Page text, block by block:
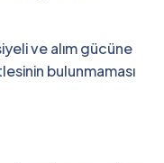
ve alım gücüne
bulunmaması